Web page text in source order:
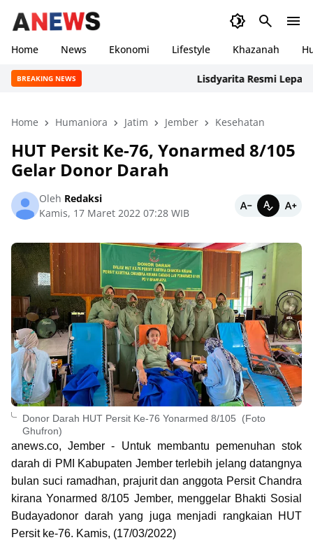
Home News Ekonomi Lifestyle Khazanah
BREAKING NEWS Lisdyarita Resmi Lepas
Home Humaniora Jatim Jember Kesehatan
HUT Persit Ke-76, Yonarmed 8/105
Gelar Donor Darah
Oleh Redaksi
Kamis, 17 Maret 2022 07:28 WIB
Donor Darah HUT Persit Ke-76 Yonarmed 8/105 (Foto
Ghufron)
anews.co, Jember - Untuk membantu pemenuhan stok
darah di PMI Kabupaten Jember terlebih jelang datangnya
bulan suci ramadhan, prajurit dan anggota Persit Chandra
kirana Yonarmed 8/105 Jember, menggelar Bhakti Sosial
Budayadonor darah yang juga menjadi rangkaian HUT
Persit ke-76. Kamis, (17/03/2022)